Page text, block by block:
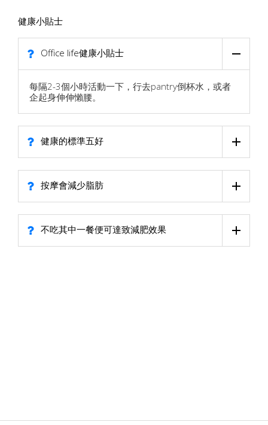
健康小貼士
Office life健康小貼士
每隔2-3個小時活動一下，行去pantry倒杯水，或者
企起身伸伸懶腰。
健康的標準五好
按摩會減少脂肪
不吃其中一餐便可達致減肥效果